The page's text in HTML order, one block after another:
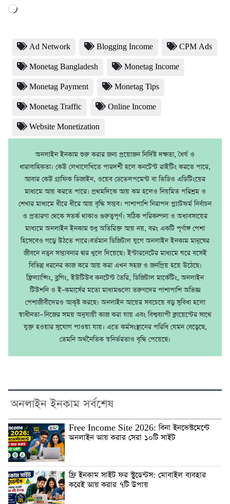
Loading…
Ad Network Blogging Income CPM Ads
Monetag Bangladesh Monetag Income
Monetag Payment Monetag Tips
Monetag Traffic Online Income
Website Monetization
অনলাইন ইনকাম শুরু করার জন্য প্রয়োজন নির্দিষ্ট দক্ষতা, ধৈর্য ও
ধারাবাহিকতা। কেউ লেখালেখিতে পারদর্শী হলে কনটেন্ট রাইটিং করতে পারে,
আবার কেউ গ্রাফিক ডিজাইন, ওয়েব ডেভেলপমেন্ট বা ভিডিও এডিটিংয়ের
মাধ্যমে আয় করতে পারে। প্রথমদিকে আয় কম হলেও নিয়মিত পরিশ্রম ও
শেখার মাধ্যমে ধীরে ধীরে আয় বৃদ্ধি সম্ভব। পাশাপাশি নিরাপদ প্ল্যাটফর্ম নির্বাচন
ও প্রতারণা থেকে সতর্ক থাকাও গুরুত্বপূর্ণ। সঠিক পরিকল্পনা ও অধ্যবসায়ের
মাধ্যমে অনলাইন ইনকাম শুধু অতিরিক্ত আয় নয়, বরং একটি পূর্ণাঙ্গ পেশা
হিসেবেও গড়ে উঠতে পারে।বর্তমান ডিজিটাল যুগে অনলাইন ইনকাম মানুষের
জীবনে নতুন সম্ভাবনার দ্বার খুলে দিয়েছে। ইন্টারনেটের মাধ্যমে ঘরে বসেই
বিভিন্ন ধরনের কাজ করে আয় করা এখন সহজ ও জনপ্রিয় হয়ে উঠেছে।
ফ্রিল্যান্সিং, ব্লগিং, ইউটিউব কনটেন্ট তৈরি, ডিজিটাল মার্কেটিং, অনলাইন
টিউশনি ও ই–কমার্সের মতো মাধ্যমগুলো তরুণদের পাশাপাশি অভিজ্ঞ
পেশাজীবীদেরও আকৃষ্ট করছে। অনলাইন আয়ের সবচেয়ে বড় সুবিধা হলো
স্বাধীনতা—নিজের সময় অনুযায়ী কাজ করা যায় এবং বিশ্বব্যাপী ক্লায়েন্টের সাথে
যুক্ত হওয়ার সুযোগ পাওয়া যায়। এতে কর্মসংস্থানের পরিধি যেমন বেড়েছে,
তেমনি অর্থনৈতিক স্বনির্ভরতাও বৃদ্ধি পেয়েছে।
অনলাইন ইনকাম সর্বশেষ
Free Income Site 2026: বিনা ইনভেস্টমেন্টে
অনলাইন আয় করার সেরা ১০টি সাইট
ফ্রি ইনকাম সাইট ফর স্টুডেন্টস: মোবাইল ব্যবহার
করেই আয় করার ৭টি উপায়